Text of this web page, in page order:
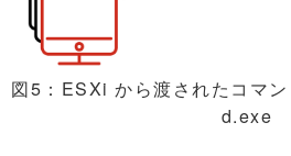
図5：ESXi から渡されたコマ
d.exe